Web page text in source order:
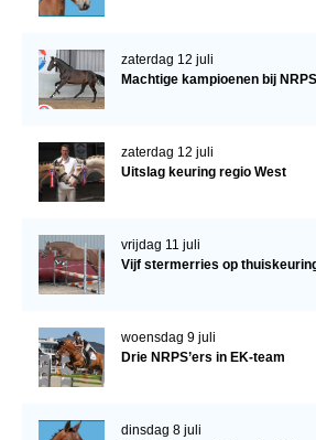
zaterdag 12 juli
Machtige kampioenen bij
zaterdag 12 juli
Uitslag keuring regio West
vrijdag 11 juli
Vijf stermerries op
woensdag 9 juli
Drie NRPS’ers in EK-team
dinsdag 8 juli